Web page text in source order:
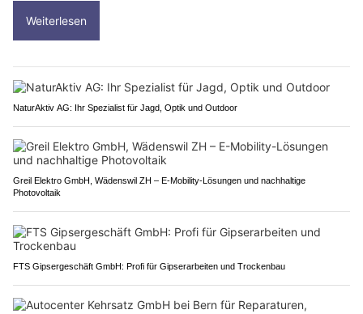
Weiterlesen
NaturAktiv AG: Ihr Spezialist für Jagd, Optik und Outdoor
Greil Elektro GmbH, Wädenswil ZH – E-Mobility-Lösungen und nachhaltige
Photovoltaik
FTS Gipsergeschäft GmbH: Profi für Gipserarbeiten und Trockenbau